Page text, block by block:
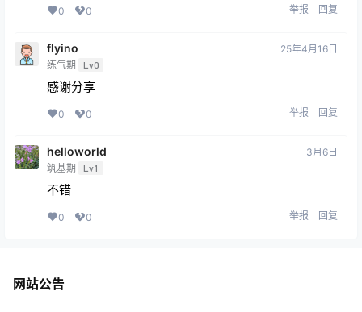
0 0 举报 回复
flyino
练气期 Lv0
25年4月16日
感谢分享
0 0 举报 回复
helloworld
筑基期 Lv1
3月6日
不错
0 0 举报 回复
网站公告